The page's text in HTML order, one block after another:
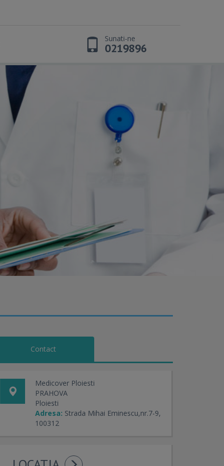
Sunati-ne
0219896
Contact
Medicover Ploiesti
PRAHOVA
Ploiesti
Adresa: Strada Mihai Eminescu,nr.7-9,
100312